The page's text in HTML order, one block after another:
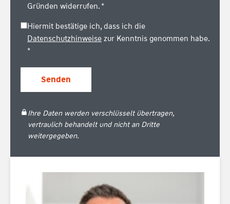
Gründen widerrufen. *
Hiermit bestätige ich, dass ich die
Datenschutzhinweise zur Kenntnis genommen habe.
*
Senden
Ihre Daten werden verschlüsselt übertragen,
vertraulich behandelt und nicht an Dritte
weitergegeben.